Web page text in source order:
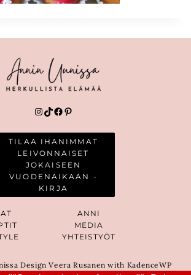
Instagram
TikTok
Facebook
Pinterest
TILAA IHANIMMAT
LEIVONNAISET
JOKAISEEN
VUODENAIKAAN -
KIRJA
ANNI
MEDIA
YHTEISTYÖT
Design Veera Rusanen with KadenceWP